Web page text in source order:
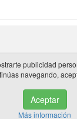
publicidad
navegando,
Aceptar
Más información
Aviso legal |